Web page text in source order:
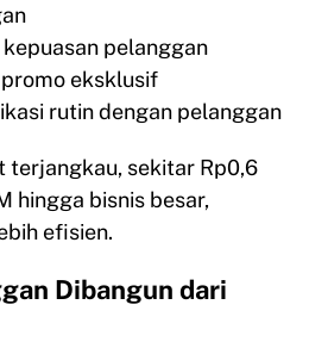
pelanggan
eksklusif
rutin dengan pelanggan
terjangkau, sekitar Rp0,6
hingga bisnis besar,
efisien.
Dibangun dari